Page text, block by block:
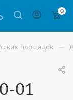
0
площадок —
01